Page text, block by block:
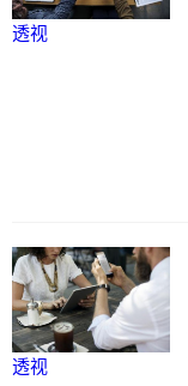
透视
透视